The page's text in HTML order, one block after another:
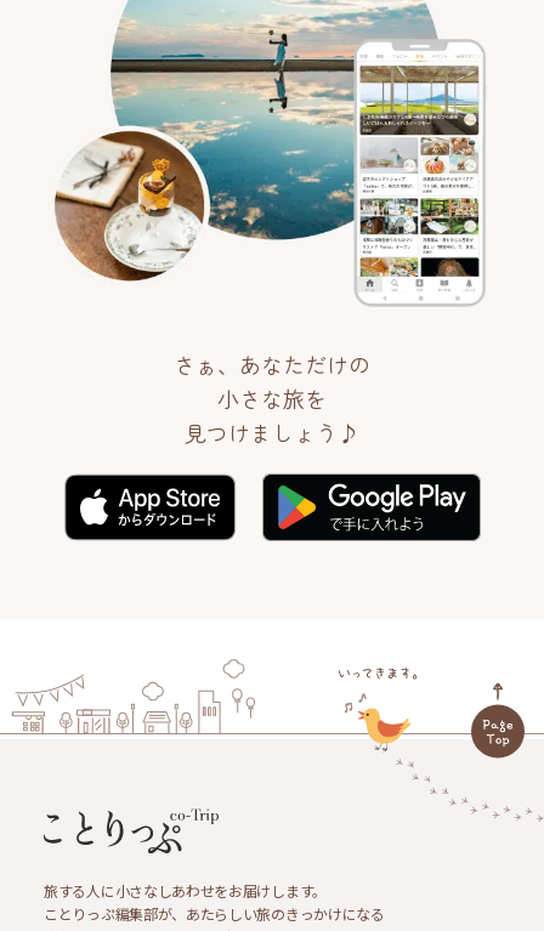
さぁ、あなただけの
小さな旅を
見つけましょう♪
旅する人に小さなしあわせをお届けします。
ことりっぷ編集部が、あたらしい旅のきっかけになる